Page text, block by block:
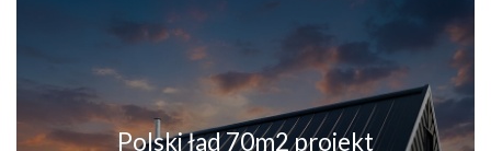
Polski ład 70m2 projekt